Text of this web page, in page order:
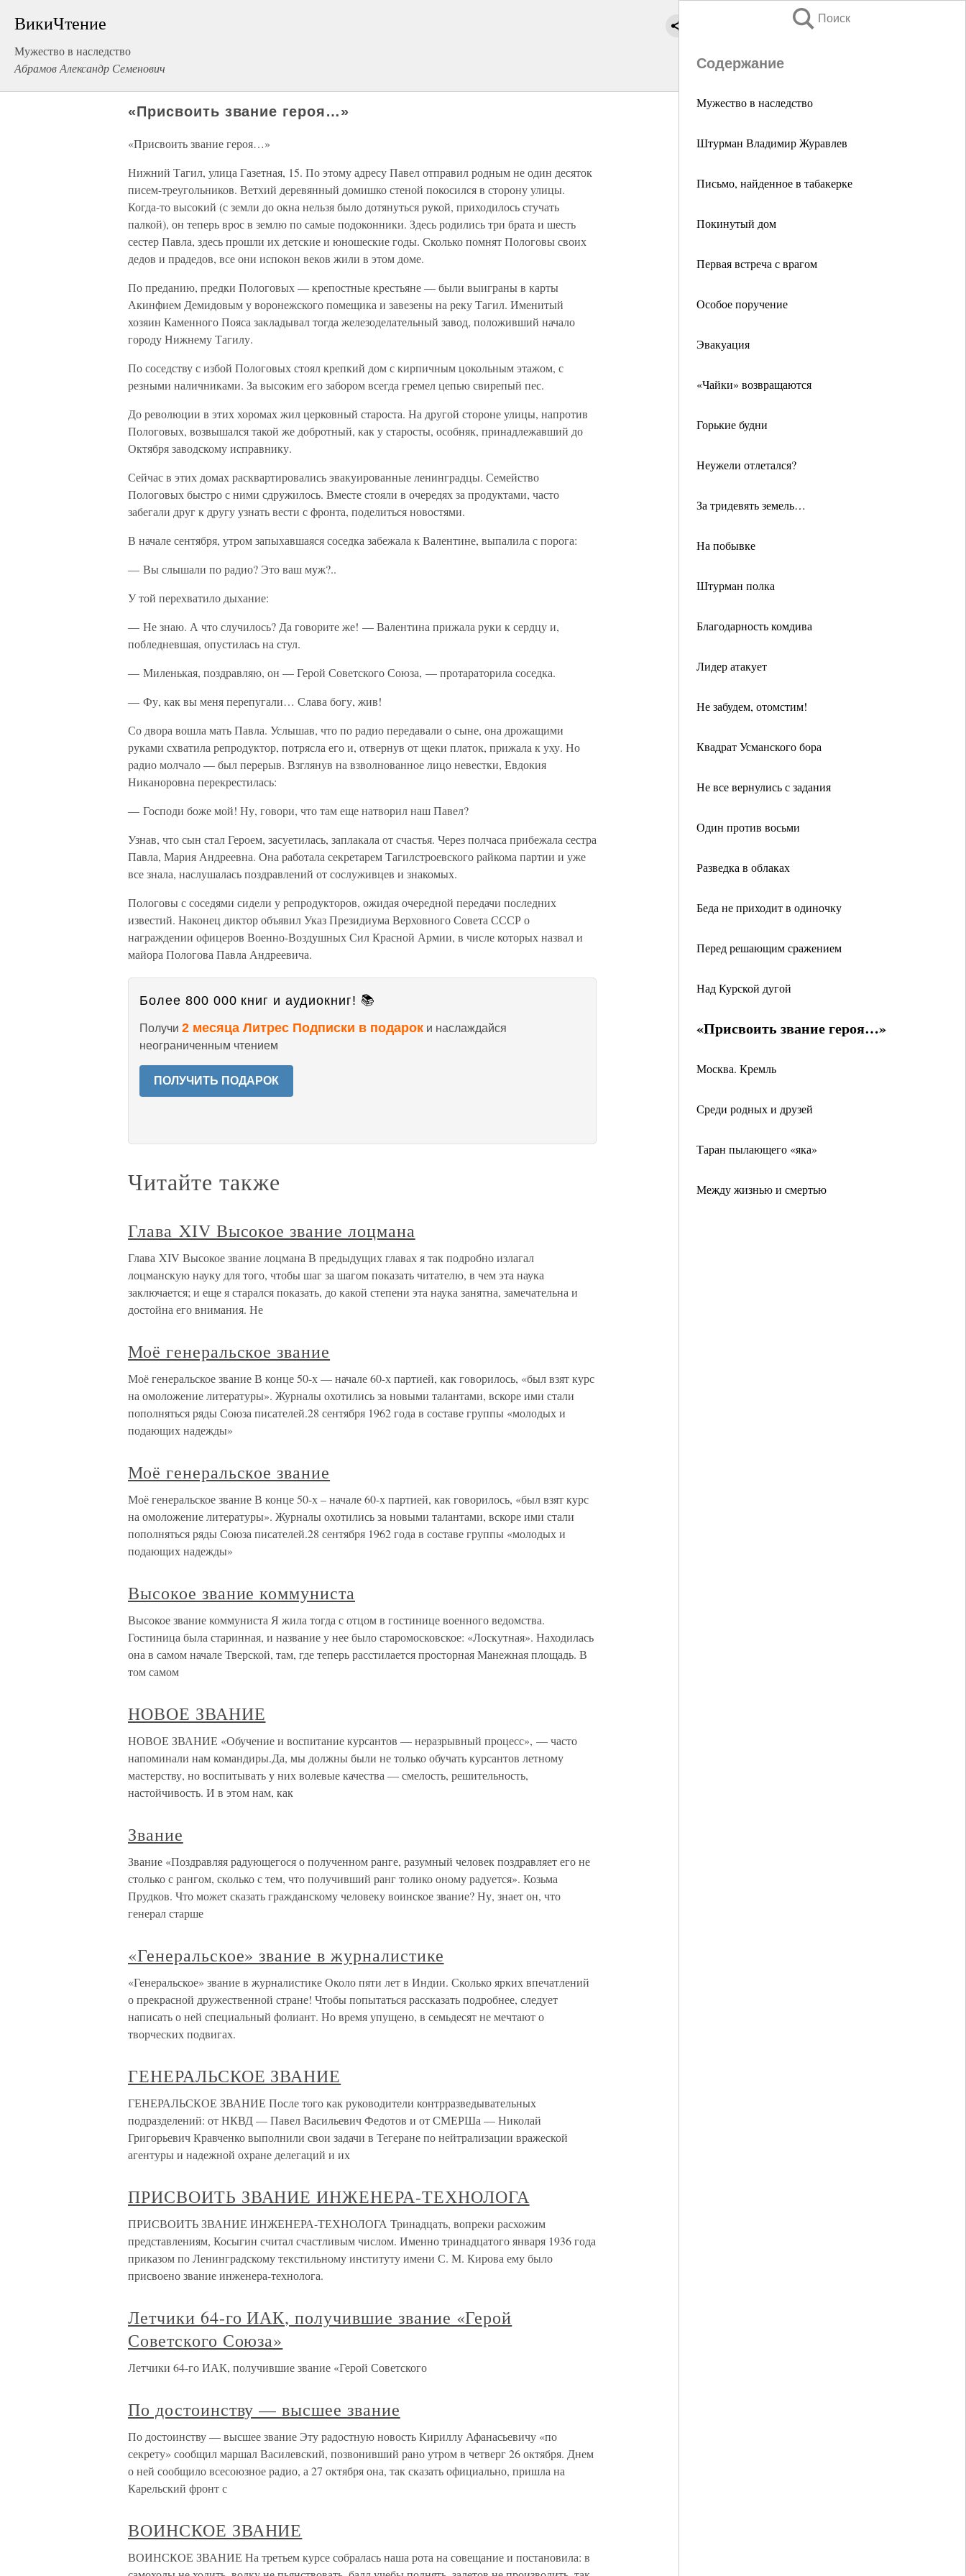
ВикиЧтение
Мужество в наследство
Абрамов Александр Семенович
Поиск
Содержание
Мужество в наследство
Штурман Владимир Журавлев
Письмо, найденное в табакерке
Покинутый дом
Первая встреча с врагом
Особое поручение
Эвакуация
«Чайки» возвращаются
Горькие будни
Неужели отлетался?
За тридевять земель…
На побывке
Штурман полка
Благодарность комдива
Лидер атакует
Не забудем, отомстим!
Квадрат Усманского бора
Не все вернулись с задания
Один против восьми
Разведка в облаках
Беда не приходит в одиночку
Перед решающим сражением
Над Курской дугой
«Присвоить звание героя…»
Москва. Кремль
Среди родных и друзей
Таран пылающего «яка»
Между жизнью и смертью
«Присвоить звание героя…»
«Присвоить звание героя…»
Нижний Тагил, улица Газетная, 15. По этому адресу Павел отправил родным не один десяток
писем-треугольников. Ветхий деревянный домишко стеной покосился в сторону улицы.
Когда-то высокий (с земли до окна нельзя было дотянуться рукой, приходилось стучать
палкой), он теперь врос в землю по самые подоконники. Здесь родились три брата и шесть
сестер Павла, здесь прошли их детские и юношеские годы. Сколько помнят Пологовы своих
дедов и прадедов, все они испокон веков жили в этом доме.
По преданию, предки Пологовых — крепостные крестьяне — были выиграны в карты
Акинфием Демидовым у воронежского помещика и завезены на реку Тагил. Именитый
хозяин Каменного Пояса закладывал тогда железоделательный завод, положивший начало
городу Нижнему Тагилу.
По соседству с избой Пологовых стоял крепкий дом с кирпичным цокольным этажом, с
резными наличниками. За высоким его забором всегда гремел цепью свирепый пес.
До революции в этих хоромах жил церковный староста. На другой стороне улицы, напротив
Пологовых, возвышался такой же добротный, как у старосты, особняк, принадлежавший до
Октября заводскому исправнику.
Сейчас в этих домах расквартировались эвакуированные ленинградцы. Семейство
Пологовых быстро с ними сдружилось. Вместе стояли в очередях за продуктами, часто
забегали друг к другу узнать вести с фронта, поделиться новостями.
В начале сентября, утром запыхавшаяся соседка забежала к Валентине, выпалила с порога:
— Вы слышали по радио? Это ваш муж?..
У той перехватило дыхание:
— Не знаю. А что случилось? Да говорите же! — Валентина прижала руки к сердцу и,
побледневшая, опустилась на стул.
— Миленькая, поздравляю, он — Герой Советского Союза, — протараторила соседка.
— Фу, как вы меня перепугали… Слава богу, жив!
Со двора вошла мать Павла. Услышав, что по радио передавали о сыне, она дрожащими
руками схватила репродуктор, потрясла его и, отвернув от щеки платок, прижала к уху. Но
радио молчало — был перерыв. Взглянув на взволнованное лицо невестки, Евдокия
Никаноровна перекрестилась:
— Господи боже мой! Ну, говори, что там еще натворил наш Павел?
Узнав, что сын стал Героем, засуетилась, заплакала от счастья. Через полчаса прибежала сестра
Павла, Мария Андреевна. Она работала секретарем Тагилстроевского райкома партии и уже
все знала, наслушалась поздравлений от сослуживцев и знакомых.
Пологовы с соседями сидели у репродукторов, ожидая очередной передачи последних
известий. Наконец диктор объявил Указ Президиума Верховного Совета СССР о
награждении офицеров Военно-Воздушных Сил Красной Армии, в числе которых назвал и
майора Пологова Павла Андреевича.
Более 800 000 книг и аудиокниг! 📚
Получи 2 месяца Литрес Подписки в подарок и наслаждайся
неограниченным чтением
ПОЛУЧИТЬ ПОДАРОК
Читайте также
Глава XIV Высокое звание лоцмана
Глава XIV Высокое звание лоцмана В предыдущих главах я так подробно излагал
лоцманскую науку для того, чтобы шаг за шагом показать читателю, в чем эта наука
заключается; и еще я старался показать, до какой степени эта наука занятна, замечательна и
достойна его внимания. Не
Моё генеральское звание
Моё генеральское звание В конце 50-х — начале 60-х партией, как говорилось, «был взят курс
на омоложение литературы». Журналы охотились за новыми талантами, вскоре ими стали
пополняться ряды Союза писателей.28 сентября 1962 года в составе группы «молодых и
подающих надежды»
Моё генеральское звание
Моё генеральское звание В конце 50-х – начале 60-х партией, как говорилось, «был взят курс
на омоложение литературы». Журналы охотились за новыми талантами, вскоре ими стали
пополняться ряды Союза писателей.28 сентября 1962 года в составе группы «молодых и
подающих надежды»
Высокое звание коммуниста
Высокое звание коммуниста Я жила тогда с отцом в гостинице военного ведомства.
Гостиница была старинная, и название у нее было старомосковское: «Лоскутная». Находилась
она в самом начале Тверской, там, где теперь расстилается просторная Манежная площадь. В
том самом
НОВОЕ ЗВАНИЕ
НОВОЕ ЗВАНИЕ «Обучение и воспитание курсантов — неразрывный процесс», — часто
напоминали нам командиры.Да, мы должны были не только обучать курсантов летному
мастерству, но воспитывать у них волевые качества — смелость, решительность,
настойчивость. И в этом нам, как
Звание
Звание «Поздравляя радующегося о полученном ранге, разумный человек поздравляет его не
столько с рангом, сколько с тем, что получивший ранг толико оному радуется». Козьма
Прудков. Что может сказать гражданскому человеку воинское звание? Ну, знает он, что
генерал старше
«Генеральское» звание в журналистике
«Генеральское» звание в журналистике Около пяти лет в Индии. Сколько ярких впечатлений
о прекрасной дружественной стране! Чтобы попытаться рассказать подробнее, следует
написать о ней специальный фолиант. Но время упущено, в семьдесят не мечтают о
творческих подвигах.
ГЕНЕРАЛЬСКОЕ ЗВАНИЕ
ГЕНЕРАЛЬСКОЕ ЗВАНИЕ После того как руководители контрразведывательных
подразделений: от НКВД — Павел Васильевич Федотов и от СМЕРШа — Николай
Григорьевич Кравченко выполнили свои задачи в Тегеране по нейтрализации вражеской
агентуры и надежной охране делегаций и их
ПРИСВОИТЬ ЗВАНИЕ ИНЖЕНЕРА-ТЕХНОЛОГА
ПРИСВОИТЬ ЗВАНИЕ ИНЖЕНЕРА-ТЕХНОЛОГА Тринадцать, вопреки расхожим
представлениям, Косыгин считал счастливым числом. Именно тринадцатого января 1936 года
приказом по Ленинградскому текстильному институту имени С. М. Кирова ему было
присвоено звание инженера-технолога.
Летчики 64-го ИАК, получившие звание «Герой
Советского Союза»
Летчики 64-го ИАК, получившие звание «Герой Советского
По достоинству — высшее звание
По достоинству — высшее звание Эту радостную новость Кириллу Афанасьевичу «по
секрету» сообщил маршал Василевский, позвонивший рано утром в четверг 26 октября. Днем
о ней сообщило всесоюзное радио, а 27 октября она, так сказать официально, пришла на
Карельский фронт с
ВОИНСКОЕ ЗВАНИЕ
ВОИНСКОЕ ЗВАНИЕ На третьем курсе собралась наша рота на совещание и постановила: в